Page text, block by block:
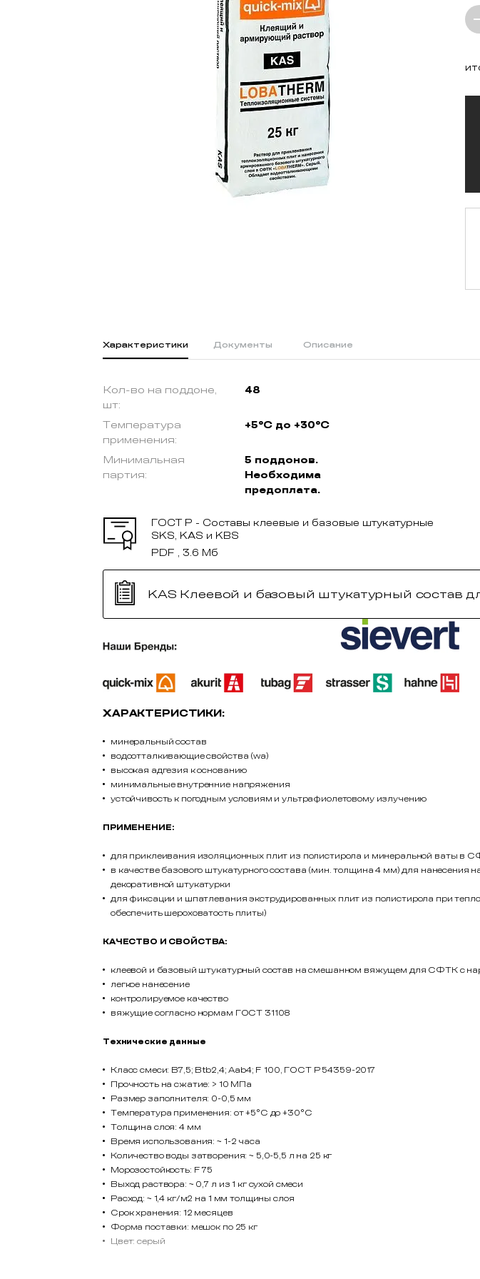
Характеристики Документы Описание
Кол-во на поддоне,
шт:
48
Температура
применения:
+5°C до +30°C
Минимальная
партия:
5 поддонов.
Необходима
предоплата.
ГОСТ Р - Составы клеевые и базовые штукатурные
SKS, KAS и KBS
PDF , 3.6 Мб
KAS Клеевой и базовый штукатурный состав
ХАРАКТЕРИСТИКИ:
минеральный состав
водоотталкивающие свойства (wa)
высокая адгезия к основанию
минимальные внутренние напряжения
устойчивость к погодным условиям и ультрафиолетовому излучению
ПРИМЕНЕНИЕ:
для приклеивания изоляционных плит из полистирола и минеральной ваты в
в качестве базового штукатурного состава (мин. толщина 4 мм) для
декоративной штукатурки
для фиксации и шпатлевания экструдированных плит из полистирола при
обеспечить шероховатость плиты)
КАЧЕСТВО И СВОЙСТВА:
клеевой и базовый штукатурный состав на смешанном вяжущем для СФТК с
легкое нанесение
контролируемое качество
вяжущие согласно нормам ГОСТ 31108
Технические данные
Класс смеси: B7,5; Btb2,4; Aab4; F 100, ГОСТ Р 54359-2017
Прочность на сжатие: > 10 МПа
Размер заполнителя: 0-0,5 мм
Температура применения: от +5°С до +30°С
Толщина слоя: 4 мм
Время использования: ~ 1-2 часа
Количество воды затворения: ~ 5,0-5,5 л на 25 кг
Морозостойкость: F 75
Выход раствора: ~ 0,7 л из 1 кг сухой смеси
Расход: ~ 1,4 кг/м2 на 1 мм толщины слоя
Срок хранения: 12 месяцев
Форма поставки: мешок по 25 кг
Цвет: серый